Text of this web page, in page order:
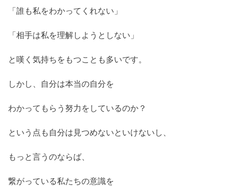
「誰も私をわかってくれない」
「相手は私を理解しようとしない」
と嘆く気持ちをもつことも多いです。
しかし、自分は本当の自分を
わかってもらう努力をしているのか？
という点も自分は見つめないといけないし、
もっと言うのならば、
繋がっている私たちの意識を